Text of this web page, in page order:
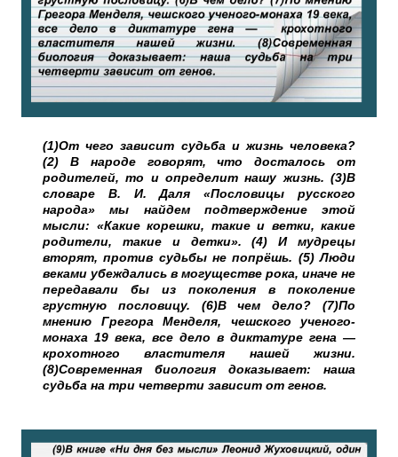
(1)От чего зависит судьба и жизнь человека?
(2) В народе говорят, что досталось от
родителей, то и определит нашу жизнь. (3)В
словаре В. И. Даля «Пословицы русского
народа» мы найдем подтверждение этой
мысли: «Какие корешки, такие и ветки, какие
родители, такие и детки». (4) И мудрецы
вторят, против судьбы не попрёшь. (5) Люди
веками убеждались в могуществе рока, иначе не
передавали бы из поколения в поколение
грустную пословицу. (6)В чем дело? (7)По
мнению Грегора Менделя, чешского ученого-
монаха 19 века, все дело в диктатуре гена —
крохотного властителя нашей жизни.
(8)Современная биология доказывает: наша
судьба на три четверти зависит от генов.